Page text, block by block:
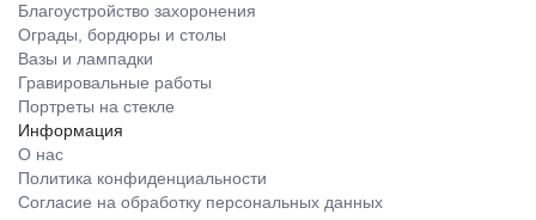
Благоустройство захоронения
Ограды, бордюры и столы
Вазы и лампадки
Гравировальные работы
Портреты на стекле
Информация
О нас
Политика конфиденциальности
Согласие на обработку персональных данных